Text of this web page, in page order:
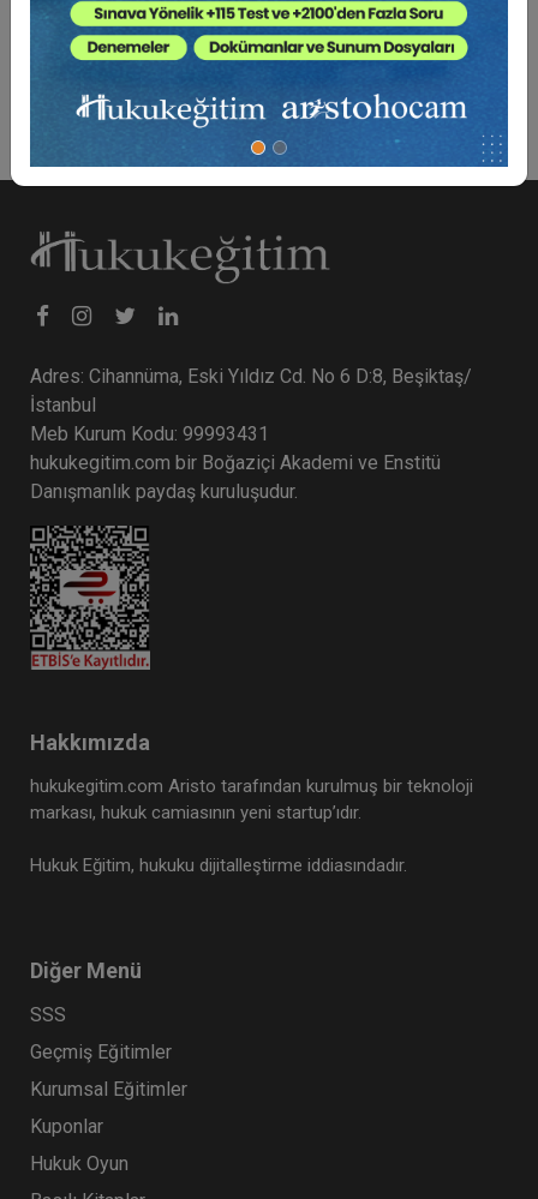
6000 TL Sepete Ekle
Adres: Cihannüma, Eski Yıldız Cd. No 6 D:8, Beşiktaş/
İstanbul
Meb Kurum Kodu: 99993431
hukukegitim.com bir Boğaziçi Akademi ve Enstitü
Danışmanlık paydaş kuruluşudur.
Hakkımızda
hukukegitim.com Aristo tarafından kurulmuş bir teknoloji
markası, hukuk camiasının yeni startup’ıdır.
Hukuk Eğitim, hukuku dijitalleştirme iddiasındadır.
Diğer Menü
SSS
Geçmiş Eğitimler
Kurumsal Eğitimler
Kuponlar
Hukuk Oyun